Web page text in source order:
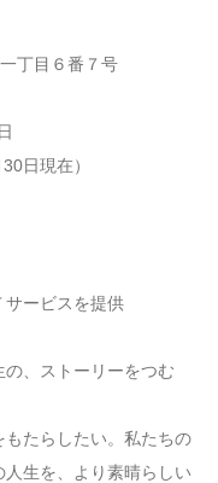
丁目６番７号
日現在）
サービスを提供
の、ストーリーをつむ
もたらしたい。私たちの
生を、より素晴らしい